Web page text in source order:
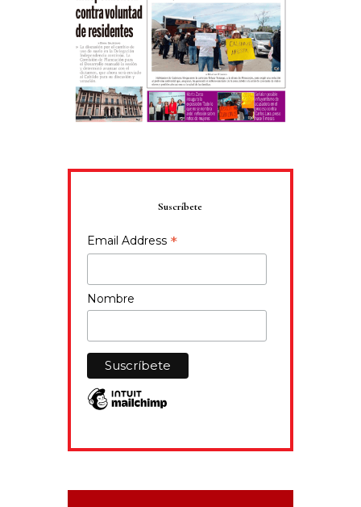
Suscríbete
Email Address *
Nombre